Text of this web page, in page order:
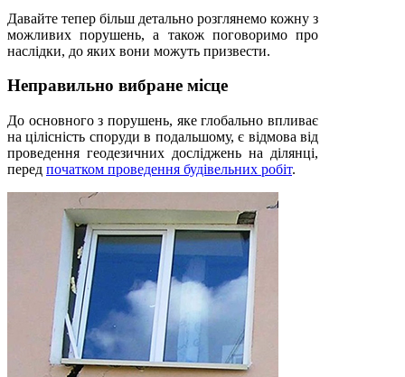
Давайте тепер більш детально розглянемо кожну з
можливих порушень, а також поговоримо про
наслідки, до яких вони можуть призвести.
Неправильно вибране місце
До основного з порушень, яке глобально впливає
на цілісність споруди в подальшому, є відмова від
проведення геодезичних досліджень на ділянці,
перед початком проведення будівельних робіт.